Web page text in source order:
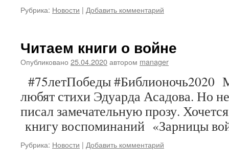
Рубрика: Новости | Добавить комментарий
Читаем книги о войне
Опубликовано 25.04.2020автором manager
#75летПобеды #Библионочь2020
любят стихи Эдуарда Асадова. Но
писал замечательную прозу.
книгу воспоминаний «Зарницы
Рубрика: Новости | Добавить комментарий